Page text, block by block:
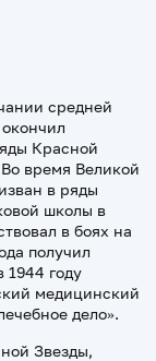
средней
Красной
время Великой
в ряды
школы в
в боях на
получил
1944 году
медицинский
дело».
Звезды,